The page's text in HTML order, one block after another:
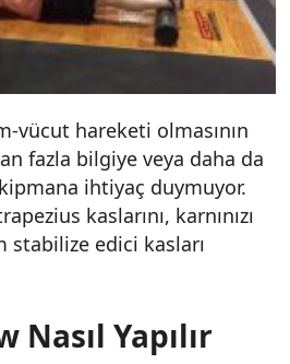
vücut hareketi olmasının
fazla bilgiye veya daha da
ihtiyaç duymuyor.
kaslarını, karnınızı
stabilize edici kasları
Nasıl Yapılır